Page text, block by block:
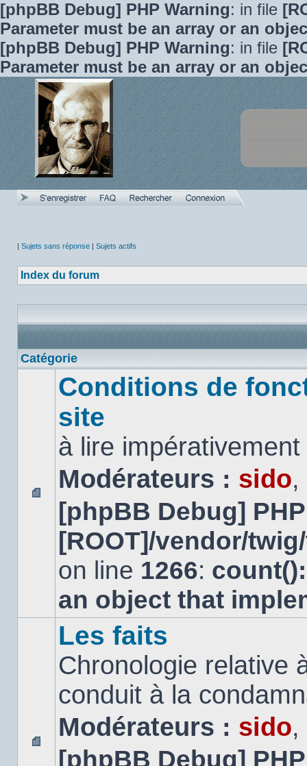
[phpBB Debug] PHP Warning: in file
Parameter must be an array or an
[phpBB Debug] PHP Warning: in file
Parameter must be an array or an
| Sujets sans réponse | Sujets actifs
Index du forum
Catégorie
Aucun
message
non
Conditions de
site
à lire impérativement
Modérateurs : sido,
[phpBB Debug]
[ROOT]/vendor/
on line 1266:
an object that
Aucun
Les faits
Chronologie relative
conduit à la
Modérateurs : sido,
[phpBB Debug]